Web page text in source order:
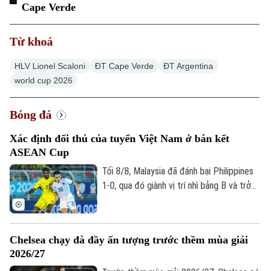
Cape Verde
Từ khoá
HLV Lionel Scaloni ĐT Cape Verde
ĐT Argentina
world cup 2026
Bóng đá
Xác định đối thủ của tuyển Việt Nam ở bán kết
ASEAN Cup
Tối 8/8, Malaysia đã đánh bại Philippines
1-0, qua đó giành vị trí nhì bảng B và trở
Chelsea chạy đà đầy ấn tượng trước thềm mùa giải
2026/27